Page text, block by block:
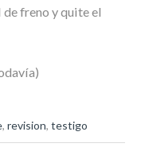
freno y quite el
, revision, testigo